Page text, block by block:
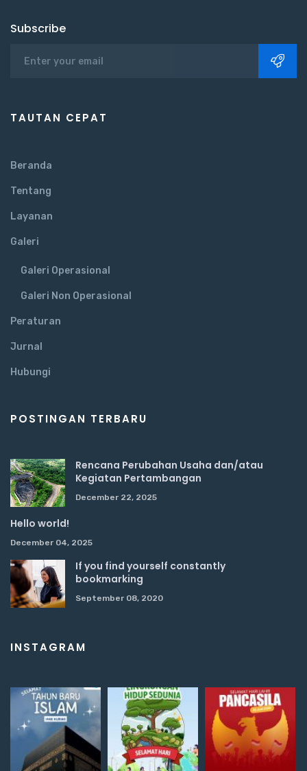
Subscribe
TAUTAN CEPAT
Beranda
Tentang
Layanan
Galeri
Galeri Operasional
Galeri Non Operasional
Peraturan
Jurnal
Hubungi
POSTINGAN TERBARU
Rencana Perubahan Usaha dan/atau
Kegiatan Pertambangan
December 22, 2025
Hello world!
December 04, 2025
If you find yourself constantly
bookmarking
September 08, 2020
INSTAGRAM